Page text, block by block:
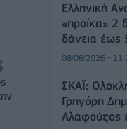
Ελληνική
«προίκα» 2
δάνεια έως
08/08/2026 -
ΣΚΑΪ:
Γρηγόρη
Αλαφούζος